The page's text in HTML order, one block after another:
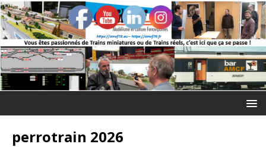
perrotrain 2026